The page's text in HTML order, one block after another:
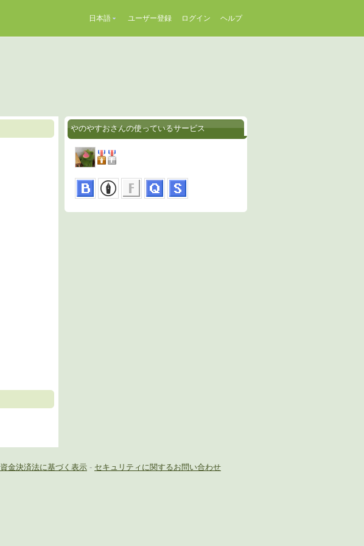
日本語 ユーザー登録 ログイン ヘルプ
やのやすおさんの使っているサービス
資金決済法に基づく表示 - セキュリティに関するお問い合わせ